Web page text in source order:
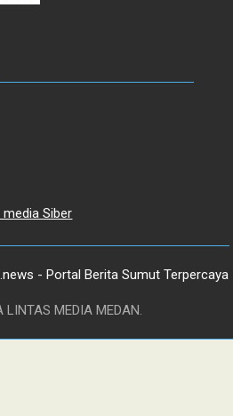
Siber
- Portal Berita Sumut Terpercaya
LINTAS MEDIA MEDAN.